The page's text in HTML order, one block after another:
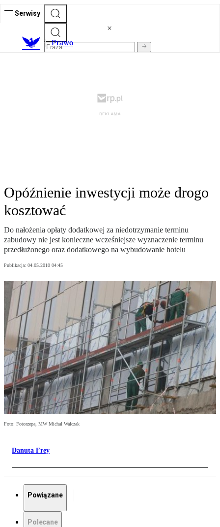
Serwisy
Prawo
Opóźnienie inwestycji może drogo
kosztować
Do nałożenia opłaty dodatkowej za niedotrzymanie terminu
zabudowy nie jest konieczne wcześniejsze wyznaczenie terminu
przedłużonego oraz dodatkowego na wybudowanie hotelu
Publikacja: 04.05.2010 04:45
Foto: Fotorzepa, MW Michał Walczak
Danuta Frey
Powiązane
Polecane